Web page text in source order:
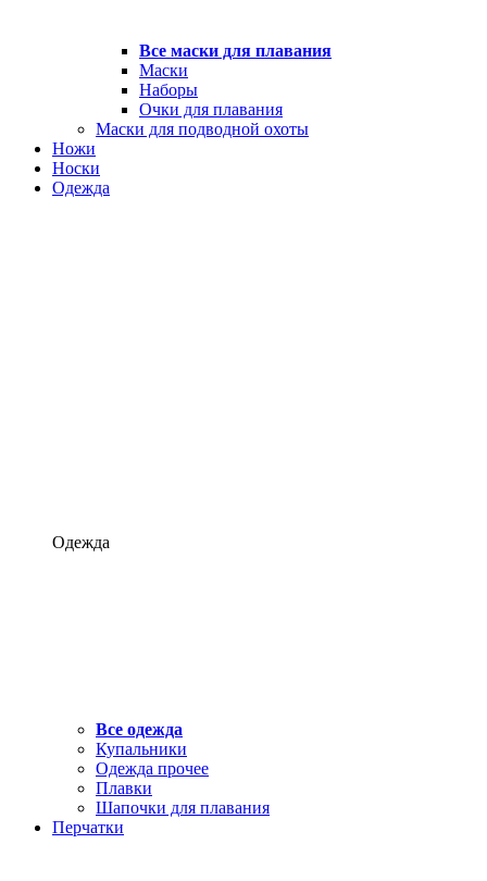
Все маски для плавания
Маски
Наборы
Очки для плавания
Маски для подводной охоты
Ножи
Носки
Одежда
Одежда
Все одежда
Купальники
Одежда прочее
Плавки
Шапочки для плавания
Перчатки